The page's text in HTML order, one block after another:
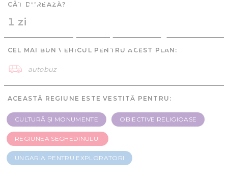
exploratori - 1 zi
CÂT DUREAZĂ?
1 zi
CEL MAI BUN VEHICUL PENTRU ACEST PLAN:
autobuz
ACEASTĂ REGIUNE ESTE VESTITĂ PENTRU:
CULTURĂ ȘI MONUMENTE OBIECTIVE RELIGIOASE
REGIUNEA SEGHEDINULUI
UNGARIA PENTRU EXPLORATORI